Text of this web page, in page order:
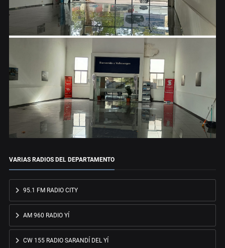
VARIAS RADIOS DEL DEPARTAMENTO
95.1 FM RADIO CITY
AM 960 RADIO YÍ
CW 155 RADIO SARANDÍ DEL YÍ